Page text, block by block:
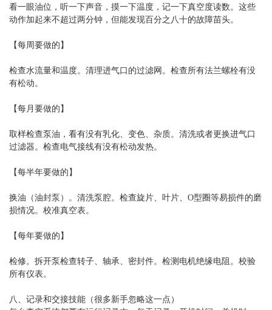
看一眼油位，听一下声音，摸一下温度，记一下真空度读数。这些
动作加起来不超过两分钟，但能发现百分之八十的故障苗头。
【每周要做的】
检查水流量和温度。清理进气口的过滤网。检查所有法兰螺栓有没
有松动。
【每月要做的】
取样检查泵油，看有没有乳化、变色、杂质。清洗或者更换进气口
过滤器。检查电气接线有没有松动发热。
【每半年要做的】
换油（油封泵）。清洗泵腔。检查旋片、叶片、O型圈等易损件的磨
损情况。校准真空表。
【每年要做的】
检修。拆开泵检查转子、轴承、密封件。检测电机绝缘电阻。校验
所有仪表。
八、记录和交接技能（很多新手忽略这一点）